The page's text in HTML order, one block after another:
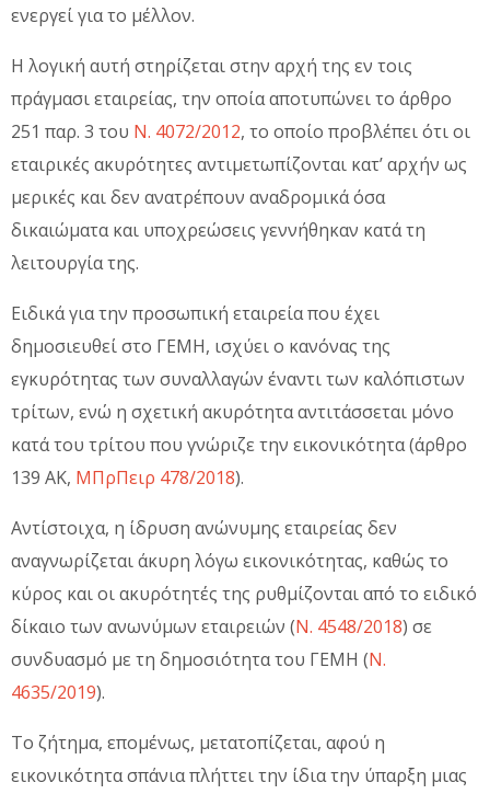
ενεργεί για το μέλλον.
Η λογική αυτή στηρίζεται στην αρχή της εν τοις
πράγμασι εταιρείας, την οποία αποτυπώνει το άρθρο
251 παρ. 3 του Ν. 4072/2012, το οποίο προβλέπει ότι οι
εταιρικές ακυρότητες αντιμετωπίζονται κατ’ αρχήν ως
μερικές και δεν ανατρέπουν αναδρομικά όσα
δικαιώματα και υποχρεώσεις γεννήθηκαν κατά τη
λειτουργία της.
Ειδικά για την προσωπική εταιρεία που έχει
δημοσιευθεί στο ΓΕΜΗ, ισχύει ο κανόνας της
εγκυρότητας των συναλλαγών έναντι των καλόπιστων
τρίτων, ενώ η σχετική ακυρότητα αντιτάσσεται μόνο
κατά του τρίτου που γνώριζε την εικονικότητα (άρθρο
139 ΑΚ, ΜΠρΠειρ 478/2018).
Αντίστοιχα, η ίδρυση ανώνυμης εταιρείας δεν
αναγνωρίζεται άκυρη λόγω εικονικότητας, καθώς το
κύρος και οι ακυρότητές της ρυθμίζονται από το ειδικό
δίκαιο των ανωνύμων εταιρειών (Ν. 4548/2018) σε
συνδυασμό με τη δημοσιότητα του ΓΕΜΗ (Ν.
4635/2019).
Το ζήτημα, επομένως, μετατοπίζεται, αφού η
εικονικότητα σπάνια πλήττει την ίδια την ύπαρξη μιας